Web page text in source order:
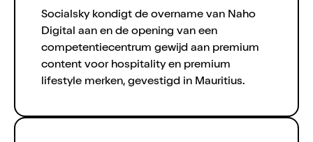
Socialsky kondigt de overname van Naho
Digital aan en de opening van een
competentiecentrum gewijd aan premium
content voor hospitality en premium
lifestyle merken, gevestigd in Mauritius.